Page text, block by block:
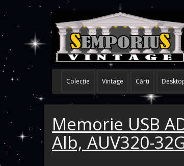
Colecţie Vintage Cărţi
Memorie USB
Alb, AUV320-